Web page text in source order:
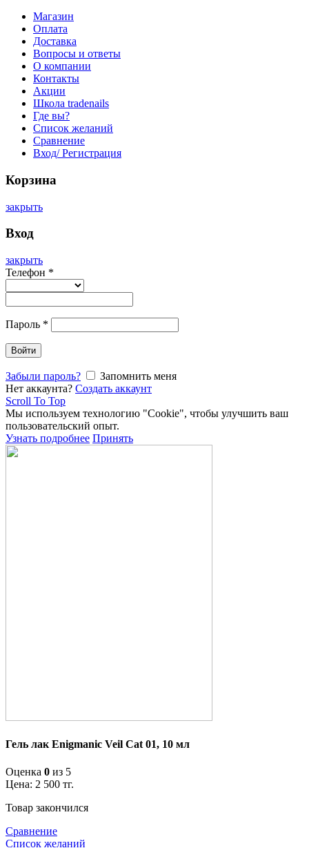
Магазин
Оплата
Доставка
Вопросы и ответы
О компании
Контакты
Акции
Школа tradenails
Где вы?
Список желаний
Сравнение
Вход/ Регистрация
Корзина
закрыть
Вход
закрыть
Телефон *
Пароль *
Войти
Забыли пароль?
Запомнить меня
Нет аккаунта? Создать аккаунт
Scroll To Top
Мы используем технологию "Cookie", чтобы улучшить ваш
пользовательский опыт.
Узнать подробнее Принять
Гель лак Enigmanic Veil Cat 01, 10 мл
Оценка 0 из 5
Цена: 2 500 тг.
Товар закончился
Сравнение
Список желаний